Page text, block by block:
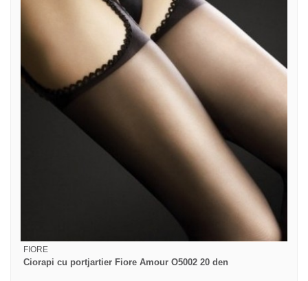
FIORE
Ciorapi cu portjartier Fiore Amour O5002 20 den